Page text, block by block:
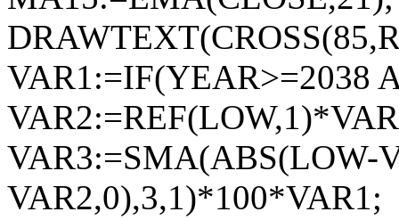
VAR1:=IF(YEAR>=2038
VAR3:=SMA(ABS(LOW-
VAR2,0),3,1)*100*VAR1;